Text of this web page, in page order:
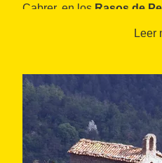
Cabrer, en los Rasos de
i el collado del
Tuixent-La Vansa
. La
los Clots de Rebost, el
Portell del Llop
hasta
Comte , para bajar en
Morunys . La cuarta etapa
Bancells, en el río
Leer